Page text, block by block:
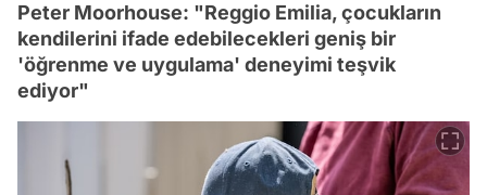
Peter Moorhouse: "Reggio Emilia, çocukların
kendilerini ifade edebilecekleri geniş bir
'öğrenme ve uygulama' deneyimi teşvik
ediyor"